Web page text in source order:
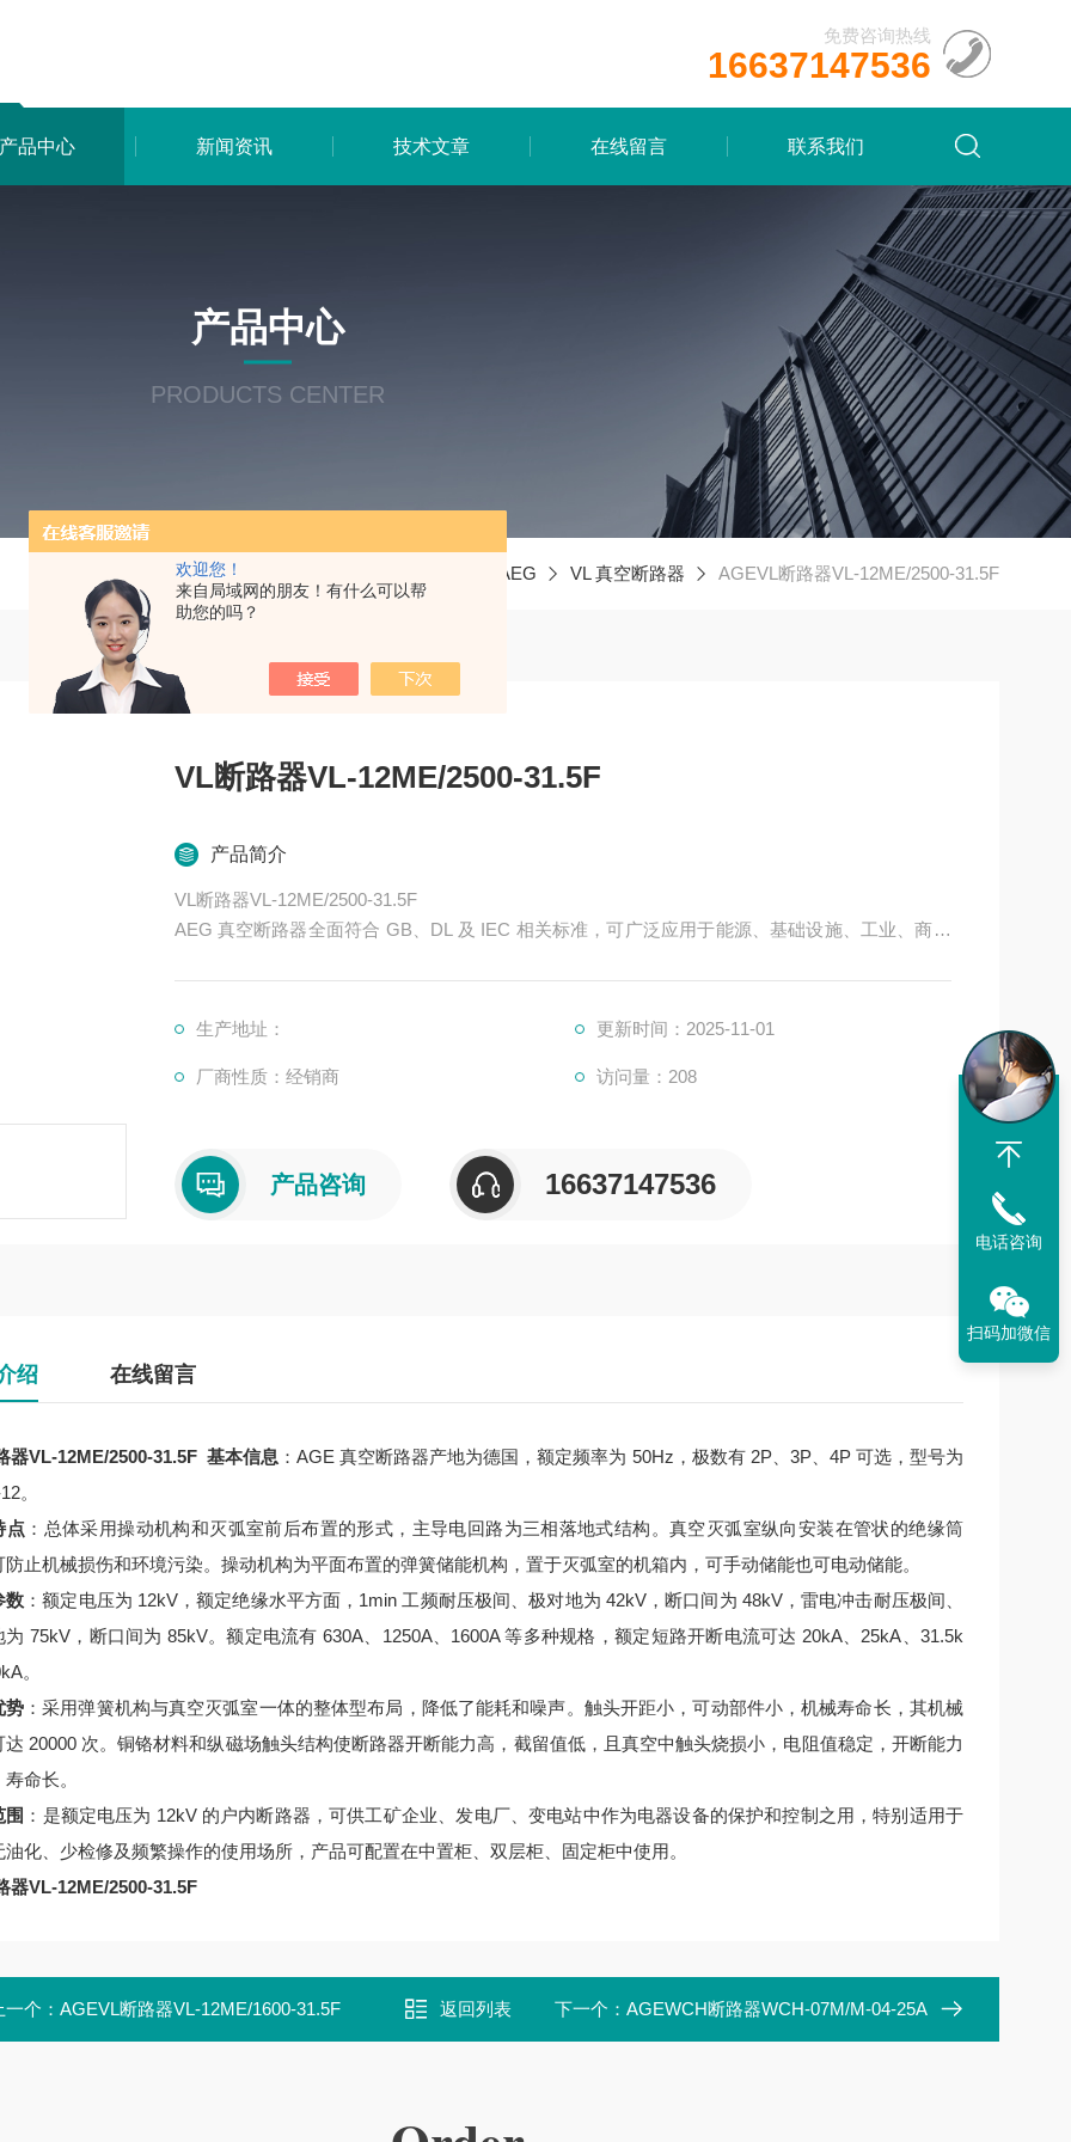
欢迎您！
来自局域网的朋友！有什么可以帮
助您的吗？
免费咨询热线
16637147536
产品中心 新闻资讯 技术文章 在线留言 联系我们
产品中心
PRODUCTS CENTER
当前位置： AEG VL 真空断路器 AGEVL断路器VL-12ME/2500-31.5F
VL断路器VL-12ME/2500-31.5F
产品简介
VL断路器VL-12ME/2500-31.5F
AEG 真空断路器全面符合 GB、DL 及 IEC 相关标准，可广泛应用于能源、基础设施、工业、商业
生产地址：
更新时间：2025-11-01
厂商性质：经销商 访问量：208
产品咨询 16637147536
绍 在线留言
器VL-12ME/2500-31.5F 基本信息 ：AGE 真空断路器产地为德国，额定频率为 50Hz，极数有 2P、3P、4P 可选，型号为
。
点 ：总体采用操动机构和灭弧室前后布置的形式，主导电回路为三相落地式结构。真空灭弧室纵向安装在管状的绝缘筒
防止机械损伤和环境污染。操动机构为平面布置的弹簧储能机构，置于灭弧室的机箱内，可手动储能也可电动储能。
数 ：额定电压为 12kV，额定绝缘水平方面，1min 工频耐压极间、极对地为 42kV，断口间为 48kV，雷电冲击耐压极间、
为 75kV，断口间为 85kV。额定电流有 630A、1250A、1600A 等多种规格，额定短路开断电流可达 20kA、25kA、31.5k
。
势 ：采用弹簧机构与真空灭弧室一体的整体型布局，降低了能耗和噪声。触头开距小，可动部件小，机械寿命长，其机械
达 20000 次。铜铬材料和纵磁场触头结构使断路器开断能力高，截留值低，且真空中触头烧损小，电阻值稳定，开断能力
命长。
围 ：是额定电压为 12kV 的户内断路器，可供工矿企业、发电厂、变电站中作为电器设备的保护和控制之用，特别适用于
油化、少检修及频繁操作的使用场所，产品可配置在中置柜、双层柜、固定柜中使用。
器VL-12ME/2500-31.5F
一个： AGEVL断路器VL-12ME/1600-31.5F 返回列表 下一个： AGEWCH断路器WCH-07M/M-04-25A
电话咨询
扫码加微信